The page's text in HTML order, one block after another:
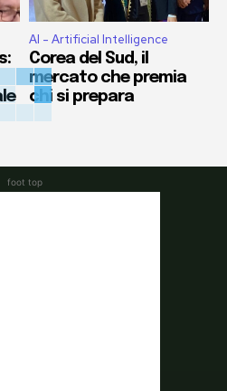
AI - Artificial Intelligence
Corea del Sud, il
mercato che premia
chi si prepara
foot top